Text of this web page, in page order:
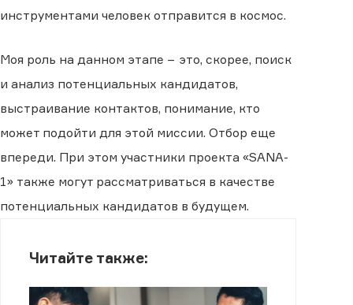
инструментами человек отправится в космос.
Моя роль на данном этапе − это, скорее, поиск
и анализ потенциальных кандидатов,
выстраивание контактов, понимание, кто
может подойти для этой миссии. Отбор еще
впереди. При этом участники проекта «SANA-
1» также могут рассматриваться в качестве
потенциальных кандидатов в будущем.
Читайте также: